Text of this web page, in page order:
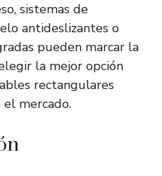
sistemas de
antideslizantes o
pueden marcar la
la mejor opción
rectangulares
mercado.